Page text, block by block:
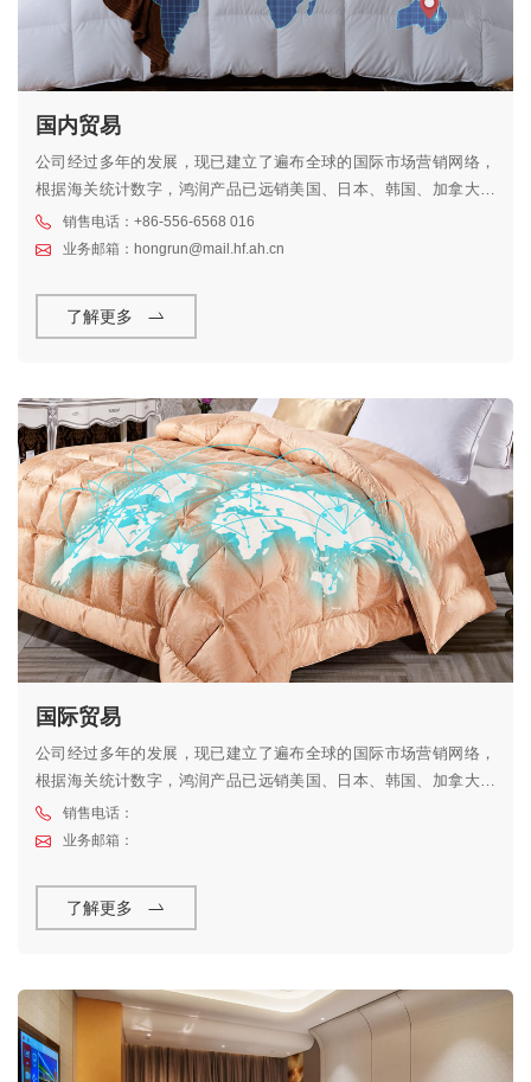
国内贸易
公司经过多年的发展，现已建立了遍布全球的国际市场营销网络，
根据海关统计数字，鸿润产品已远销美国、日本、韩国、加拿大、
德国、法国、瑞士、澳大利亚等78个国家和地区。
销售电话：+86-556-6568 016
业务邮箱：hongrun@mail.hf.ah.cn
了解更多
国际贸易
公司经过多年的发展，现已建立了遍布全球的国际市场营销网络，
根据海关统计数字，鸿润产品已远销美国、日本、韩国、加拿大、
德国、法国、瑞士、澳大利亚等78个国家和地区。
销售电话：
业务邮箱：
了解更多